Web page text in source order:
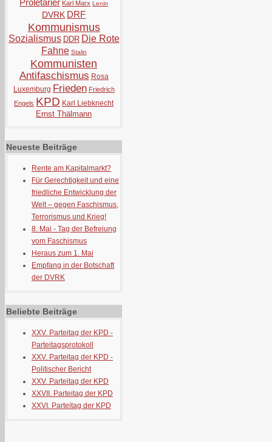
Proletarier Karl Marx Lenin
DVRK DRF
Kommunismus
Sozialismus DDR Die Rote
Fahne Stalin
Kommunisten
Antifaschismus Rosa
Luxemburg Frieden Friedrich
Engels KPD Karl Liebknecht
Ernst Thälmann
Neueste Beiträge
Rente am Kapitalmarkt?
Für Gerechtigkeit und eine
friedliche Entwicklung der
Welt – gegen Faschismus,
Terrorismus und Krieg!
8. Mai - Tag der Befreiung
vom Faschismus
Heraus zum 1. Mai
Empfang in der Botschaft
der DVRK
Beliebte Beiträge
XXV. Parteitag der KPD -
Parteitagsprotokoll
XXV. Parteitag der KPD -
Politischer Bericht
XXV. Parteitag der KPD
XXVII. Parteitag der KPD
XXVI. Parteitag der KPD